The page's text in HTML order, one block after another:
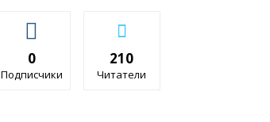
0
Подписчики
210
Читатели